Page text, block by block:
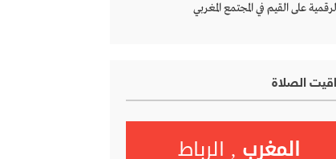
على القيم في المجتمع المغربي
الصلاة